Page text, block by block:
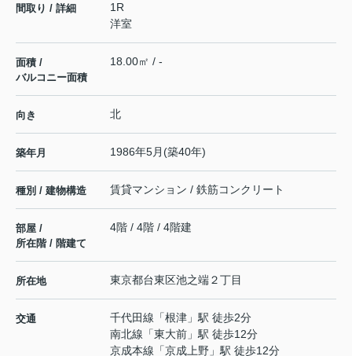
間取り / 詳細
1R
洋室
面積 /
バルコニー面積
18.00㎡ / -
向き 北
築年月 1986年5月(築40年)
種別 / 建物構造 賃貸マンション / 鉄筋コンクリート
部屋 /
所在階 / 階建て
4階 / 4階 / 4階建
所在地 東京都台東区池之端２丁目
交通 千代田線 「根津 」駅 徒歩2分
南北線 「東大前 」駅 徒歩12分
京成本線 「京成上野 」駅 徒歩12分